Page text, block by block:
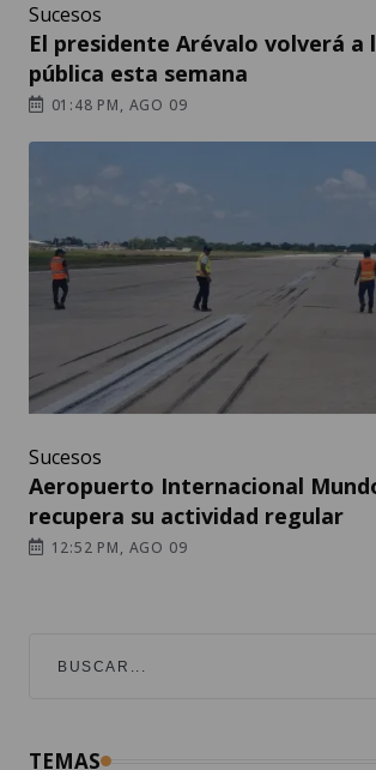
Sucesos
El presidente Arévalo volverá a
pública esta semana
01:48 PM, AGO 09
Sucesos
Aeropuerto Internacional
recupera su actividad regular
12:52 PM, AGO 09
TEMAS